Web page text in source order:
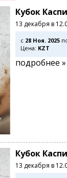
Кубок
13 декабря в
c 28 Ноя. 2025
Цена: KZT
подробнее »
Кубок
13 декабря в